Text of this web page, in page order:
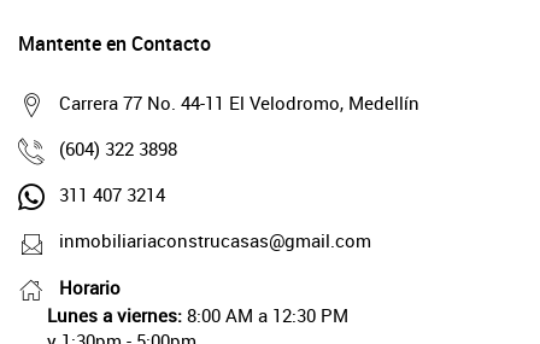
Mantente en Contacto
Carrera 77 No. 44-11 El Velodromo, Medellín
(604) 322 3898
311 407 3214
inmobiliariaconstrucasas@gmail.com
Horario
Lunes a viernes: 8:00 AM a 12:30 PM